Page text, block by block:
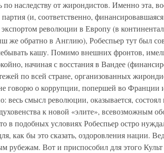
по наследству от жирондистов. Именно эта,
(и, соответственно,
революции в Европу (в
же обратно в Англию), Робеспьер тут был
кашу. Помимо внешних фронтов,
начиная с восстания в Вандее
по всей стране, организованных
говорю о коррупции, попершей во Франции
весь смысл революции, оказывается,
к новой «элите», всевозможным
в подобных условиях Робеспьер остро
как бы это сказать, оздоровления нации.
рубежам. Вот и приспособил для этого